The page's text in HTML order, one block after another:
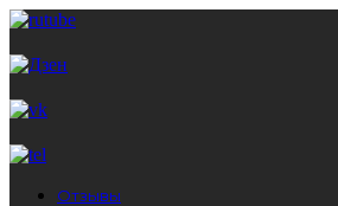
Отзывы